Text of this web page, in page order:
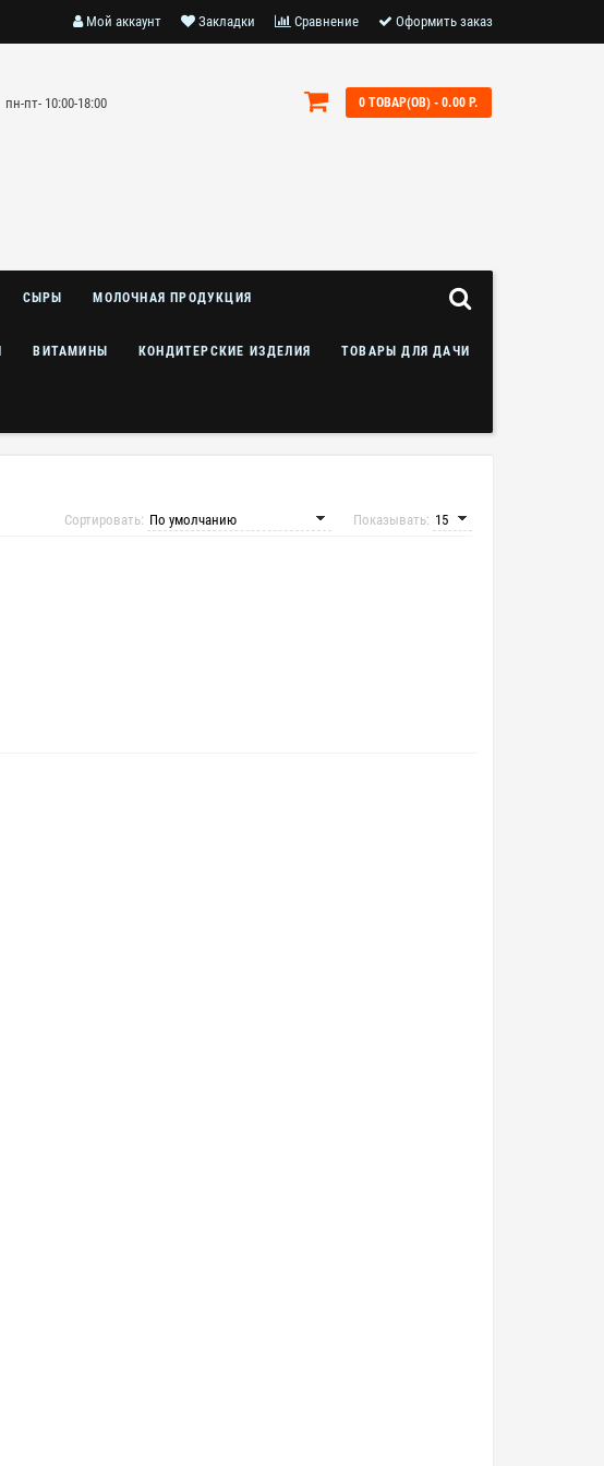
Мой аккаунт Закладки Сравнение Оформить заказ
пн-пт- 10:00-18:00 0 ТОВАР(ОВ) - 0.00 Р.
СЫРЫ МОЛОЧНАЯ ПРОДУКЦИЯ
ВИТАМИНЫ КОНДИТЕРСКИЕ ИЗДЕЛИЯ ТОВАРЫ ДЛЯ ДАЧИ
Показывать:
Сортировать: